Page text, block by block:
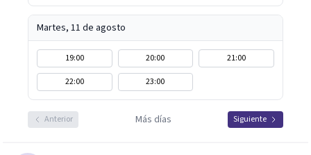
Martes, 11 de agosto
19:00 20:00
21:00
22:00
23:00
Anterior Más días Siguiente